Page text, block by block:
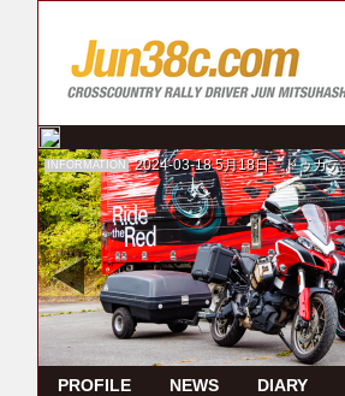
INFORMATION 2024-03-18 5月18日 ドゥカテ
PROFILE NEWS DIARY